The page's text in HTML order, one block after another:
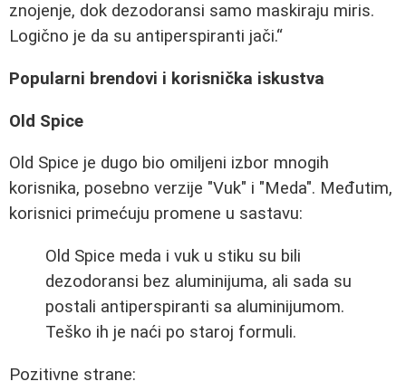
znojenje, dok dezodoransi samo maskiraju miris.
Logično je da su antiperspiranti jači.
Popularni brendovi i korisnička iskustva
Old Spice
Old Spice je dugo bio omiljeni izbor mnogih
korisnika, posebno verzije "Vuk" i "Meda". Međutim,
korisnici primećuju promene u sastavu:
Old Spice meda i vuk u stiku su bili
dezodoransi bez aluminijuma, ali sada su
postali antiperspiranti sa aluminijumom.
Teško ih je naći po staroj formuli.
Pozitivne strane: